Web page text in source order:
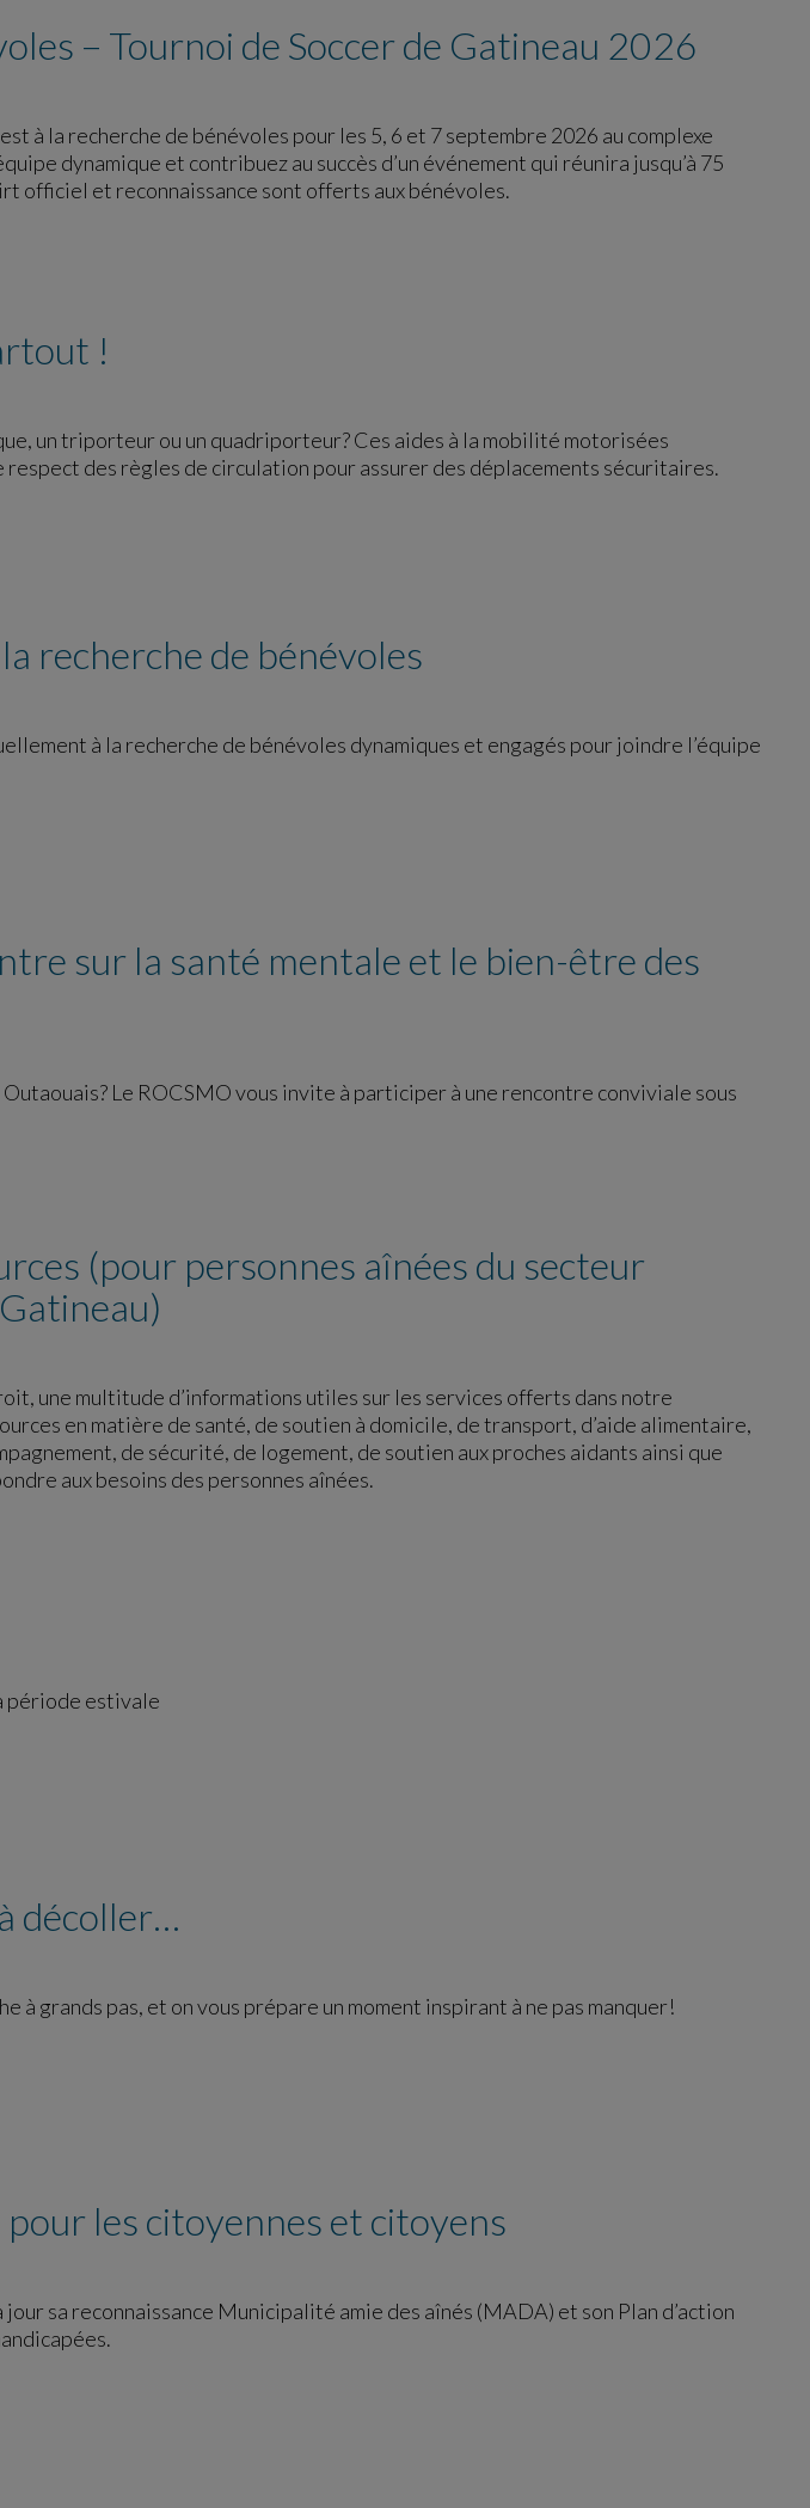
– Tournoi de Soccer de Gatineau 2026
à la recherche de bénévoles pour les 5, 6 et 7 septembre 2026 au complexe
dynamique et contribuez au succès d’un événement qui réunira jusqu’à 75
officiel et reconnaissance sont offerts aux bénévoles.
!
un triporteur ou un quadriporteur? Ces aides à la mobilité motorisées
des règles de circulation pour assurer des déplacements sécuritaires.
recherche de bénévoles
à la recherche de bénévoles dynamiques et engagés pour joindre l’équipe
sur la santé mentale et le bien-être des
Le ROCSMO vous invite à participer à une rencontre conviviale sous
(pour personnes aînées du secteur
une multitude d’informations utiles sur les services offerts dans notre
en matière de santé, de soutien à domicile, de transport, d’aide alimentaire,
de sécurité, de logement, de soutien aux proches aidants ainsi que
aux besoins des personnes aînées.
période estivale
décoller…
à grands pas, et on vous prépare un moment inspirant à ne pas manquer!
les citoyennes et citoyens
sa reconnaissance Municipalité amie des aînés (MADA) et son Plan d’action